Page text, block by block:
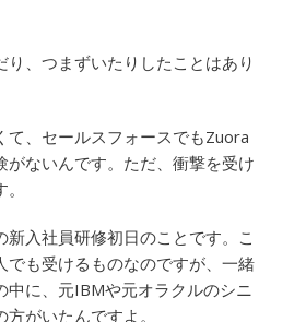
り、つまずいたりしたことはあり
て、セールスフォースでもZuora
がないんです。ただ、衝撃を受け
新入社員研修初日のことです。こ
でも受けるものなのですが、一緒
中に、元IBMや元オラクルのシニ
がいたんですよ。